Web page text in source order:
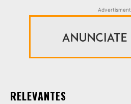
Advertisment
RELEVANTES